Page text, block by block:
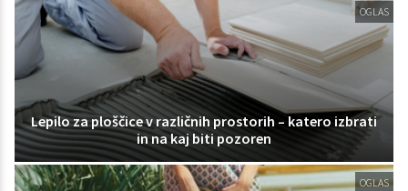
OGLAS
Lepilo za ploščice v različnih prostorih – katero izbrati
in na kaj biti pozoren
OGLAS